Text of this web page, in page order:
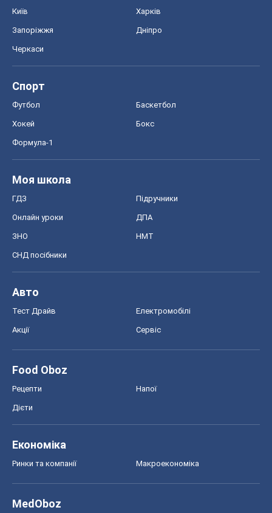
Київ Харків
Запоріжжя Дніпро
Черкаси
Спорт
Футбол Баскетбол
Хокей Бокс
Формула-1
Моя школа
ГДЗ Підручники
Онлайн уроки ДПА
ЗНО НМТ
СНД посібники
Авто
Тест Драйв Електромобілі
Акції Сервіс
Food Oboz
Рецепти Напої
Дієти
Економіка
Ринки та компанії Макроекономіка
MedOboz